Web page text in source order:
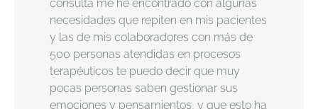
consulta me he encontrado con algunas
necesidades que repiten en mis pacientes
y las de mis colaboradores con más de
500 personas atendidas en procesos
terapéuticos te puedo decir que muy
pocas personas saben gestionar sus
emociones y pensamientos, y que esto ha